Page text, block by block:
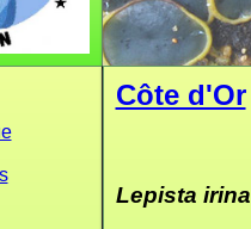
Côte d'Or
Lepista irina